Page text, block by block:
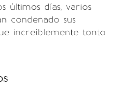
últimos días, varios
condenado sus
increíblemente tonto